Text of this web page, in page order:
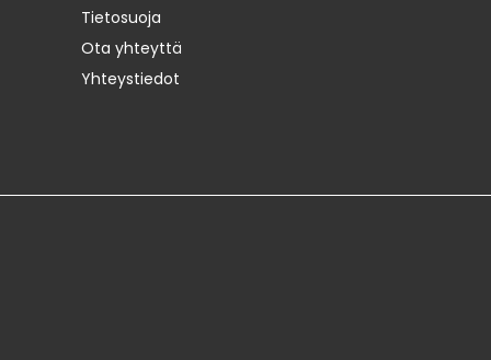
Tietosuoja
Ota yhteyttä
Yhteystiedot